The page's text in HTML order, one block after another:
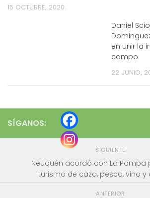
15 OCTUBRE, 2020
Daniel
en unir la
campo
22 JUNIO,
SÍGANOS:
SIGUIENTE
Neuquén acordó con La Pampa
turismo de caza, pesca, vino y
ANTERIOR